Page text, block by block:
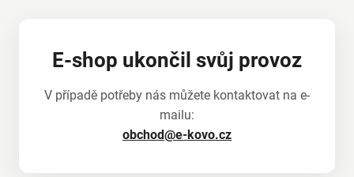
E-shop ukončil svůj provoz
V případě potřeby nás můžete kontaktovat na e-
mailu:
obchod@e-kovo.cz